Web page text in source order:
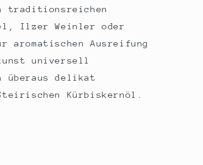
traditionsreichen
Ilzer Weinler oder
aromatischen Ausreifung
universell
überaus delikat
Kürbiskernöl.